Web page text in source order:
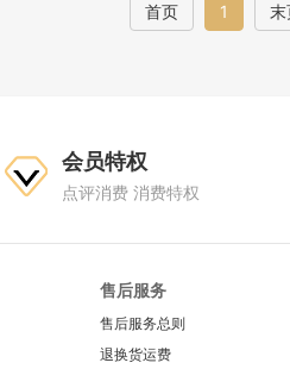
首页 1 末
会员特权
点评消费 消费特权
售后服务
售后服务总则
退换货运费